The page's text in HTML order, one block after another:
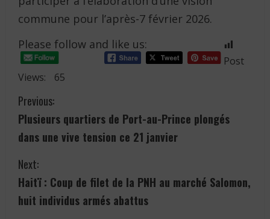
commune pour l’après-7 février 2026.
Please follow and like us:
Post
Views:
65
C
o
n
t
i
Previous:
Plusieurs quartiers de Port-au-Prince plongés
dans une vive tension ce 21 janvier
Next:
Haitï : Coup de filet de la PNH au marché Salomon,
huit individus armés abattus